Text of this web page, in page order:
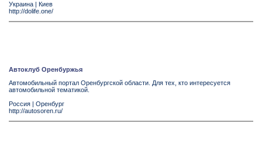
Украина | Киев
http://dolife.one/
Автоклуб Оренбуржья
Автомобильный портал Оренбургской области. Для тех, кто интересуется
автомобильной тематикой.
Россия | Оренбург
http://autosoren.ru/